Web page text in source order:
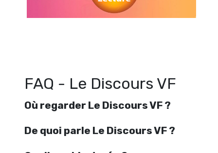
FAQ - Le Discours VF
Où regarder Le Discours VF ?
De quoi parle Le Discours VF ?